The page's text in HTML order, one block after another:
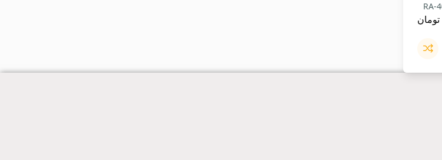
تومان